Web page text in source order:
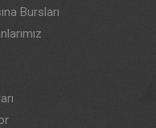
Bursları